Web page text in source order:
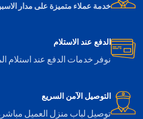
خدمة عملاء متميزة على مدار
الدفع عند الاستلام
نوفر خدمات الدفع عند استلام
التوصيل الآمن السريع
توصيل لباب منزل العميل